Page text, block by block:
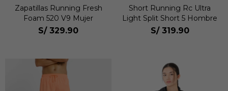
Zapatillas Running Fresh
Foam 520 V9 Mujer
S/ 329.90
Short Running Rc Ultra
Light Split Short 5 Hombre
S/ 319.90